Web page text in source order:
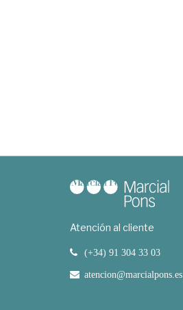
Atención al cliente
(+34) 91 304 33 03
atencion@marcialpons.es